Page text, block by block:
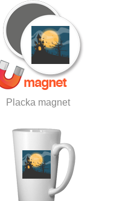
Placka magnet